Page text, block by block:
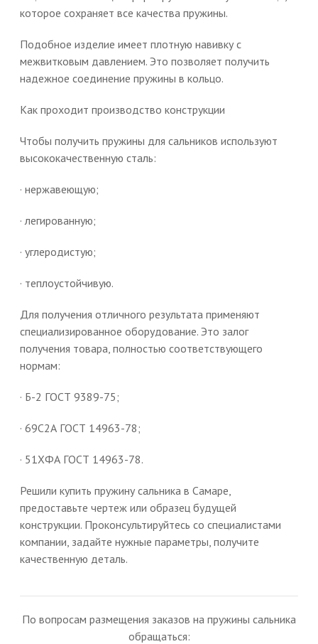
которое сохраняет все качества пружины.
Подобное изделие имеет плотную навивку с
межвитковым давлением. Это позволяет получить
надежное соединение пружины в кольцо.
Как проходит производство конструкции
Чтобы получить пружины для сальников используют
высококачественную сталь:
· нержавеющую;
· легированную;
· углеродистую;
· теплоустойчивую.
Для получения отличного результата применяют
специализированное оборудование. Это залог
получения товара, полностью соответствующего
нормам:
· Б-2 ГОСТ 9389-75;
· 69С2А ГОСТ 14963-78;
· 51ХФА ГОСТ 14963-78.
Решили купить пружину сальника в Самаре,
предоставьте чертеж или образец будущей
конструкции. Проконсультируйтесь со специалистами
компании, задайте нужные параметры, получите
качественную деталь.
По вопросам размещения заказов на пружины сальника
обращаться: